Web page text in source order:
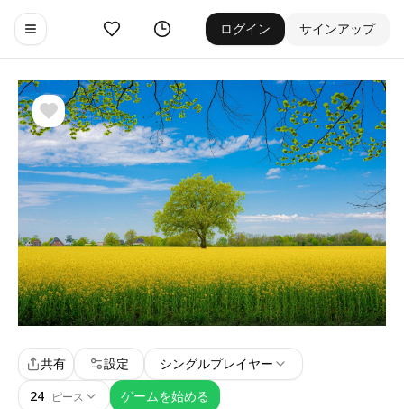
Toggle navigation menu
お気に入りゲーム履歴 ログイン サインアップ
共有 設定
シングルプレイヤー
24 ピース ゲームを始める